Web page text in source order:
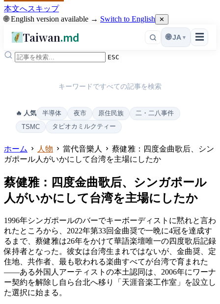
本文へスキップ
🌐 English version available → Switch to English ✕
Taiwan.md ☰
🌐 JA ▾
ESC
キーワードですべての記事を検索
🔥 人気 半導体 夜市 原住民族
二・二八事件
TSMC
タピオカミルクティー
ホーム 人物 當代音樂人
蔡健雅：四度金曲歌后、シン
ガポール人がいかにして台湾を主場にしたか
蔡健雅：四度金曲歌后、シンガポール
人がいかにして台湾を主場にしたか
1996年シンガポールのバーでキーボーディストに黙れと言わ
れたところから、2022年第33回金曲奨で一晩に4冠を達成す
るまで、蔡健雅は26年をかけて華語楽壇唯一の四度歌后記録
保持者となった。彼女は台湾生まれではないが、金曲奨、定
住地、共作者、最も歌われる楽曲すべてが台湾で育まれた
——ある外国人アーティストの本土認同は、2006年にワーナ
ー契約を解除し自ら台北へ移り「天涯音楽工作室」を設立し
た選択に始まる。